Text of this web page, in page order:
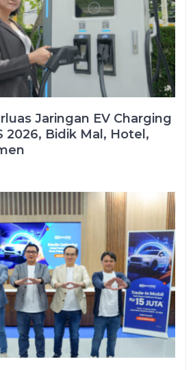
Jaringan EV Charging
2026, Bidik Mal, Hotel,